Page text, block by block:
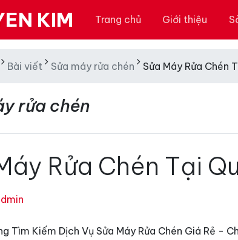
KIM Trang chủ Giới thiệu
Bài viết Sửa máy rửa chén Sửa Máy Rửa Chén
rửa chén
Rửa Chén Tại
Tìm Kiếm Dịch Vụ Sửa Máy Rửa Chén Giá Rẻ -